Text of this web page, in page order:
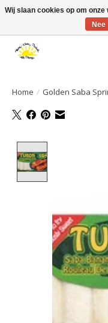
Large selection of products
Home / Golden Saba
Wij slaan cookies op om
Nee